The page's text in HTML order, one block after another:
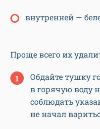
внутренней —
Проще всего их
Обдайте тушку
в горячую воду
соблюдать
не начал